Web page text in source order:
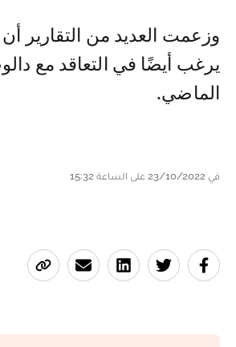
وزعمت العديد من التقارير
يرغب أيضًا في التعاقد مع
الماضي.
في 23/10/2022 على الساعة 15:32